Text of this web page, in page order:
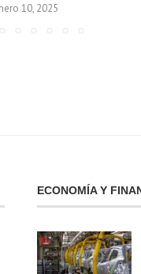
10, 2025
ECONOMÍA Y